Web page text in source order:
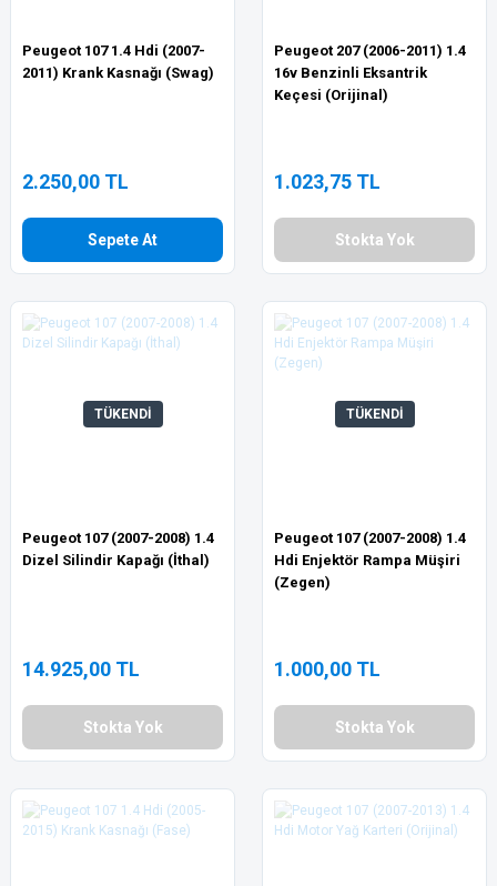
Peugeot 107 1.4 Hdi (2007-
2011) Krank Kasnağı (Swag)
2.250,00 TL
Sepete At
Peugeot 207 (2006-2011) 1.4
16v Benzinli Eksantrik
Keçesi (Orijinal)
1.023,75 TL
Stokta Yok
TÜKENDİ
Peugeot 107 (2007-2008) 1.4
Dizel Silindir Kapağı (İthal)
14.925,00 TL
Stokta Yok
TÜKENDİ
Peugeot 107 (2007-2008) 1.4
Hdi Enjektör Rampa Müşiri
(Zegen)
1.000,00 TL
Stokta Yok